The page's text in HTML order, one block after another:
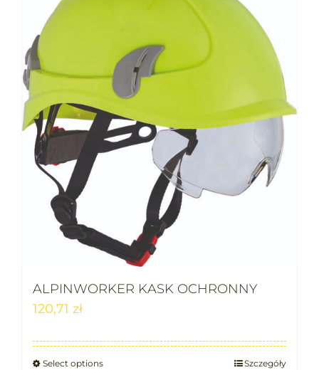
ALPINWORKER KASK OCHRONNY
120,71 zł
Select options Szczegóły